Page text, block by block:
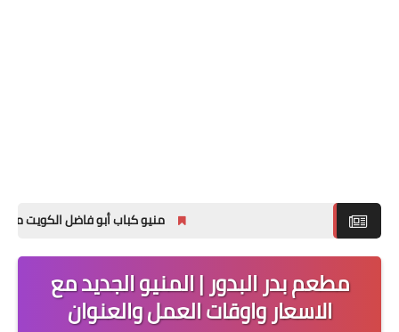
منيو كباب أبو فاضل الكويت مع
مطعم بدر البدور | المنيو الجديد مع
الاسعار واوقات العمل والعنوان